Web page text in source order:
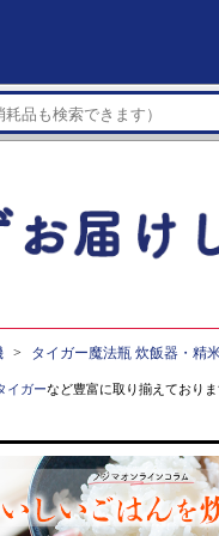
タイガー魔法瓶 炊飯器・精
イガーなど豊富に取り揃えておりま